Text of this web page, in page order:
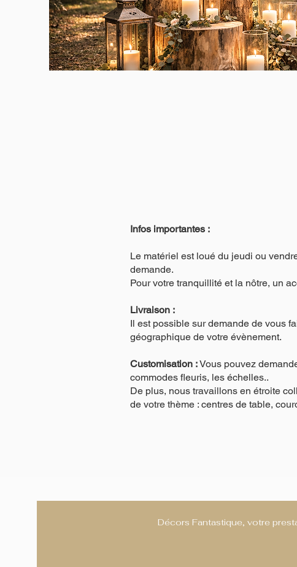
Infos importantes :
Le matériel est loué du jeudi ou
demande.
Pour votre tranquillité et la nôtre, un
Livraison :
Il est possible sur demande de vous
géographique de votre évènement.
Customisation :Vous pouvez
commodes fleuris, les échelles..
De plus, nous travaillons en étroite
de votre thème : centres de table,
Décors Fantastique, votre